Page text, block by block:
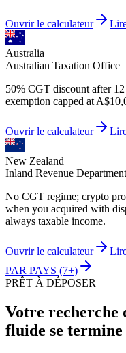
Ouvrir le calculateur
Australia
Australian Taxation Office
50% CGT discount after
exemption capped at
Ouvrir le calculateur
New Zealand
Inland Revenue Department
No CGT regime; crypto
when you acquired with
always taxable income.
Ouvrir le calculateur
PAR PAYS (7+)
PRÊT À DÉPOSER
Votre recherche
fluide se